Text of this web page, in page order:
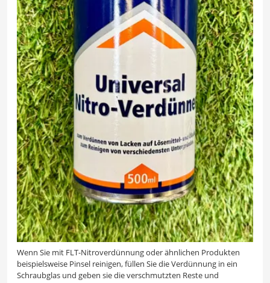
Wenn Sie mit FLT-Nitroverdünnung oder ähnlichen Produkten
beispielsweise Pinsel reinigen, füllen Sie die Verdünnung in ein
Schraubglas und geben sie die verschmutzten Reste und